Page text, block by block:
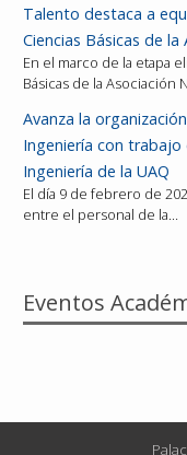
Talento destaca a
Ciencias Básicas de la
En el marco de la etapa
Básicas de la Asociación
Avanza la
Ingeniería con trabajo
Ingeniería de la UAQ
El día 9 de febrero de
entre el personal de la…
Eventos